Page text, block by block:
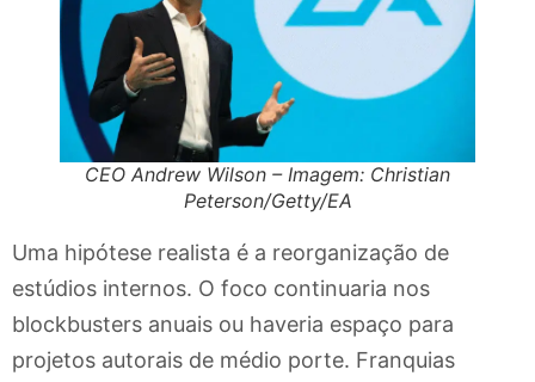
CEO Andrew Wilson – Imagem: Christian
Peterson/Getty/EA
Uma hipótese realista é a reorganização de
estúdios internos. O foco continuaria nos
blockbusters anuais ou haveria espaço para
projetos autorais de médio porte. Franquias